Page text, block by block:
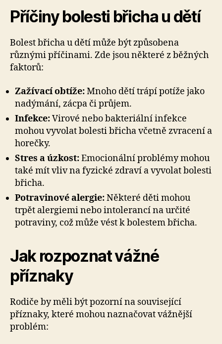
Příčiny bolesti břicha u dětí
Bolest břicha u dětí může být způsobena
různými příčinami. Zde jsou některé z běžných
faktorů:
Zažívací obtíže:Mnoho dětí trápí potíže jako
nadýmání, zácpa či průjem.
Infekce:Virové nebo bakteriální infekce
mohou vyvolat bolesti břicha včetně zvracení a
horečky.
Stres a úzkost:Emocionální problémy mohou
také mít vliv na fyzické zdraví a vyvolat bolesti
břicha.
Potravinové alergie:Některé děti mohou
trpět alergiemi nebo intolerancí na určité
potraviny, což může vést k bolestem břicha.
Jak rozpoznat vážné
příznaky
Rodiče by měli být pozorní na související
příznaky, které mohou naznačovat vážnější
problém: